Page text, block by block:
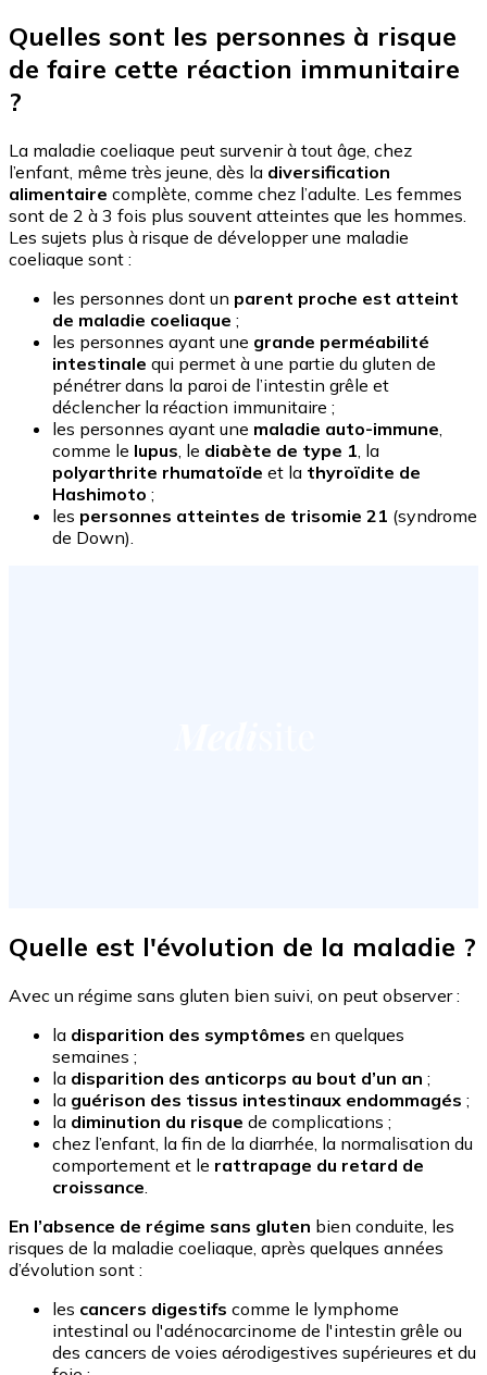
Quelles sont les personnes à risque
de faire cette réaction immunitaire
?
La maladie coeliaque peut survenir à tout âge, chez
l’enfant, même très jeune, dès la diversification
alimentaire complète, comme chez l’adulte. Les femmes
sont de 2 à 3 fois plus souvent atteintes que les hommes.
Les sujets plus à risque de développer une maladie
coeliaque sont :
les personnes dont un parent proche est atteint
de maladie coeliaque ;
les personnes ayant une grande perméabilité
intestinale qui permet à une partie du gluten de
pénétrer dans la paroi de l’intestin grêle et
déclencher la réaction immunitaire ;
les personnes ayant une maladie auto-immune,
comme le lupus, le diabète de type 1, la
polyarthrite rhumatoïde et la thyroïdite de
Hashimoto ;
les personnes atteintes de trisomie 21 (syndrome
de Down).
Quelle est l'évolution de la maladie ?
Avec un régime sans gluten bien suivi, on peut observer :
la disparition des symptômes en quelques
semaines ;
la disparition des anticorps au bout d’un an ;
la guérison des tissus intestinaux endommagés ;
la diminution du risque de complications ;
chez l’enfant, la fin de la diarrhée, la normalisation du
comportement et le rattrapage du retard de
croissance
En l’absence de régime sans gluten bien conduite, les
risques de la maladie coeliaque, après quelques années
d’évolution sont :
les cancers digestifs comme le lymphome
intestinal ou l'adénocarcinome de l'intestin grêle ou
des cancers de voies aérodigestives supérieures et du